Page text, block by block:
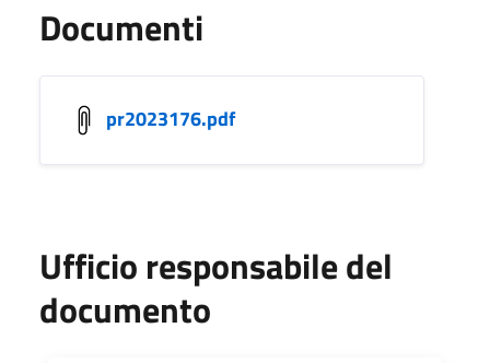
Documenti
pr2023176.pdf
Ufficio responsabile del
documento